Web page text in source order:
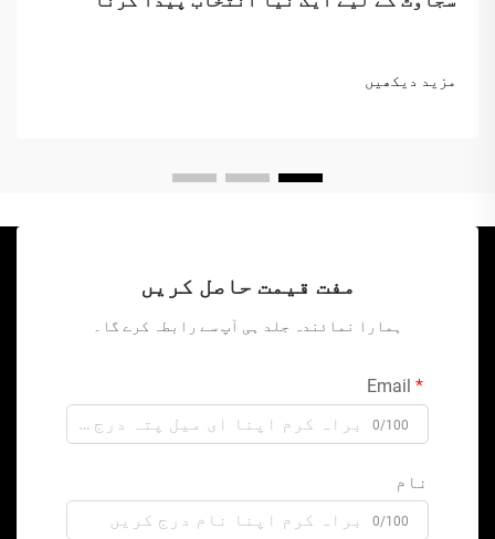
مزید دیکھیں
مفت قیمت حاصل کریں
ہمارا نمائندہ جلد ہی آپ سے رابطہ کرے گا۔
0/100
نام
0/100